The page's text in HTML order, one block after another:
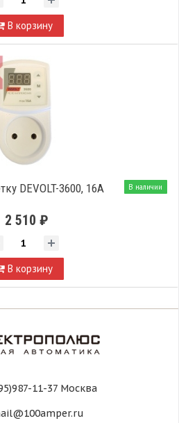
В корзину
В наличии
DEVOLT-3600, 16A
2 510 ₽
В корзину
11-37 Москва